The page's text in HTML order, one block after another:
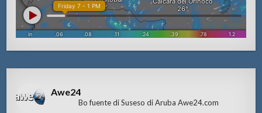
Awe24
Bo fuente di Suseso di Aruba Awe24.com